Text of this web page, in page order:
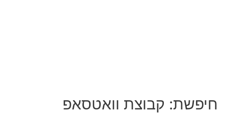
חיפשת: קבוצת וואטסאפ